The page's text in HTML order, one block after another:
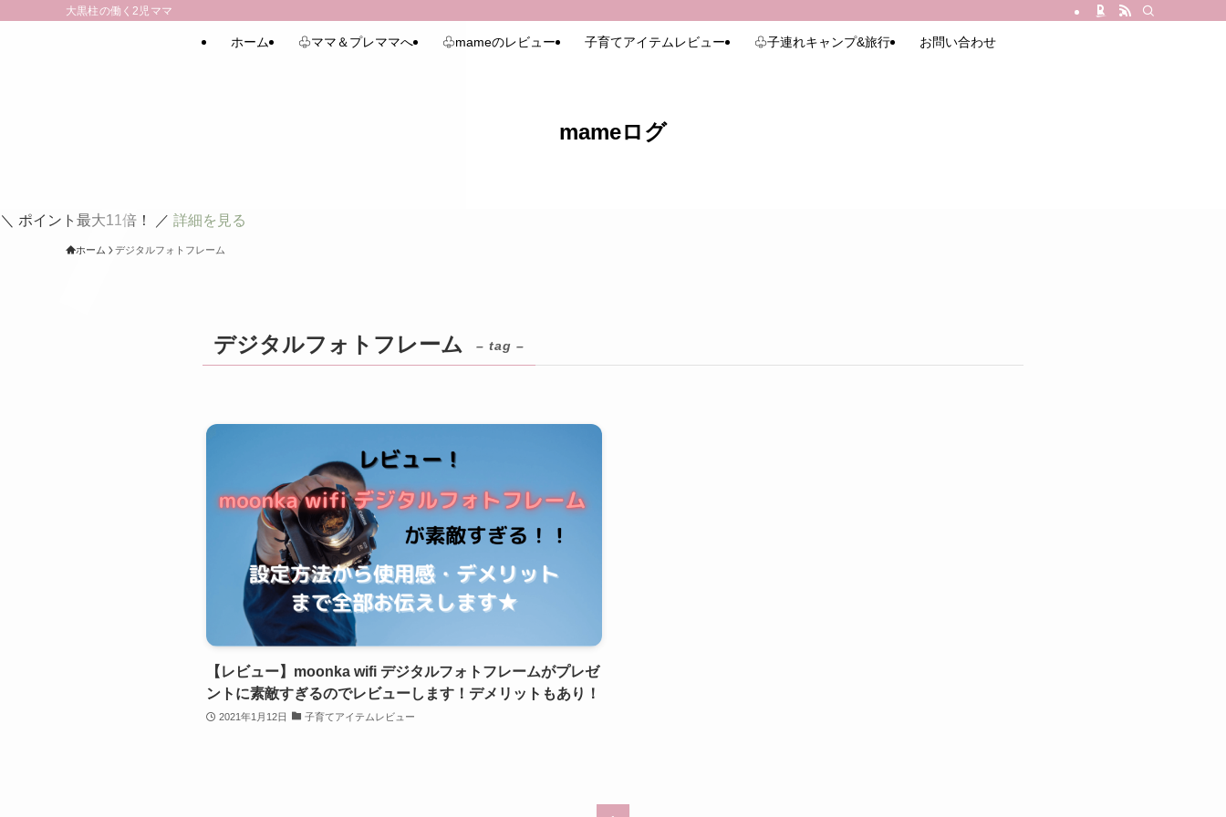
大黒柱の働く2児ママ
mameログ
ホーム ♧ママ＆プレママへ ♧mameのレビュー 子育てアイテムレビュー ♧子連れキャンプ&旅行 お問い合わせ
＼ ポイント最大11倍！ ／ 詳細を見る
ホーム デジタルフォトフレーム
デジタルフォトフレーム – tag –
【レビュー】moonka wifi デジタルフォトフレームがプレゼ
ントに素敵すぎるのでレビューします！デメリットもあり！
2021年1月12日 子育てアイテムレビュー